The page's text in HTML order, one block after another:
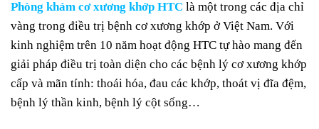
Phòng khám cơ xương khớp HTC là một trong các địa chỉ
vàng trong điều trị bệnh cơ xương khớp ở Việt Nam. Với
kinh nghiệm trên 10 năm hoạt động HTC tự hào mang đến
giải pháp điều trị toàn diện cho các bệnh lý cơ xương khớp
cấp và mãn tính: thoái hóa, đau các khớp, thoát vị đĩa đệm,
bệnh lý thần kinh, bệnh lý cột sống…